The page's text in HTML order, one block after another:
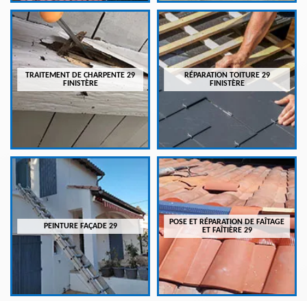
TRAITEMENT DE CHARPENTE 29
FINISTÈRE
RÉPARATION TOITURE 29
FINISTÈRE
PEINTURE FAÇADE 29
POSE ET RÉPARATION DE FAÎTAGE
ET FAÎTIÈRE 29